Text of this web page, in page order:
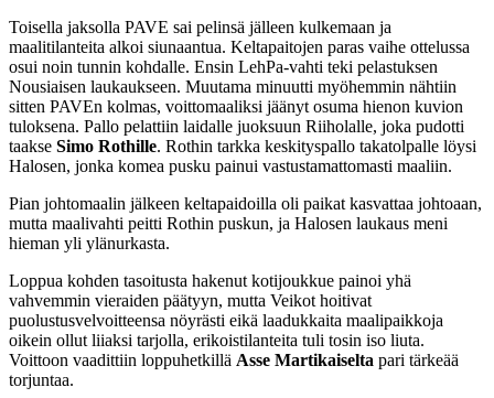
Toisella jaksolla PAVE sai pelinsä jälleen kulkemaan ja
maalitilanteita alkoi siunaantua. Keltapaitojen paras vaihe ottelussa
osui noin tunnin kohdalle. Ensin LehPa-vahti teki pelastuksen
Nousiaisen laukaukseen. Muutama minuutti myöhemmin nähtiin
sitten PAVEn kolmas, voittomaaliksi jäänyt osuma hienon kuvion
tuloksena. Pallo pelattiin laidalle juoksuun Riiholalle, joka pudotti
taakse Simo Rothille. Rothin tarkka keskityspallo takatolpalle löysi
Halosen, jonka komea pusku painui vastustamattomasti maaliin.
Pian johtomaalin jälkeen keltapaidoilla oli paikat kasvattaa johtoaan,
mutta maalivahti peitti Rothin puskun, ja Halosen laukaus meni
hieman yli ylänurkasta.
Loppua kohden tasoitusta hakenut kotijoukkue painoi yhä
vahvemmin vieraiden päätyyn, mutta Veikot hoitivat
puolustusvelvoitteensa nöyrästi eikä laadukkaita maalipaikkoja
oikein ollut liiaksi tarjolla, erikoistilanteita tuli tosin iso liuta.
Voittoon vaadittiin loppuhetkillä Asse Martikaiselta pari tärkeää
torjuntaa.